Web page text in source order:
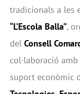
tradicionals a les
“L’Escola Balla”,
del Consell
col·laboració
suport econòmic